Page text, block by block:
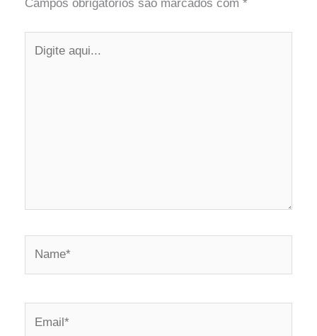
Campos obrigatórios são marcados com *
aqui...